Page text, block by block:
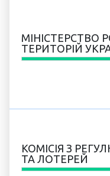
МІНІСТЕРСТВО
ТЕРИТОРІЙ
КОМІСІЯ З
ТА ЛОТЕРЕЙ